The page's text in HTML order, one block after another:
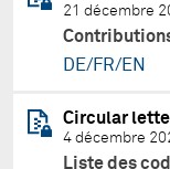
21 décembre
DE/FR/EN
Circular
4 décembre
Liste des